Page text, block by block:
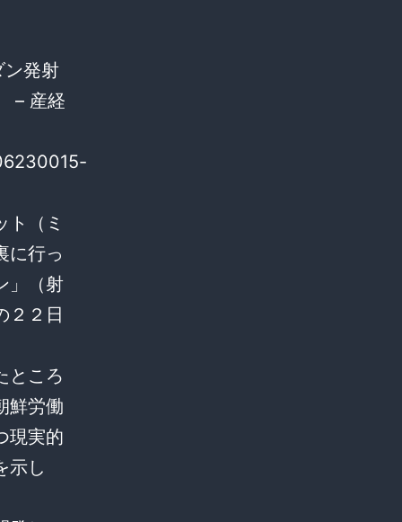
ン発射
– 産経
ト（ミ
に行っ
」（射
２２日
ところ
鮮労働
現実的
示し